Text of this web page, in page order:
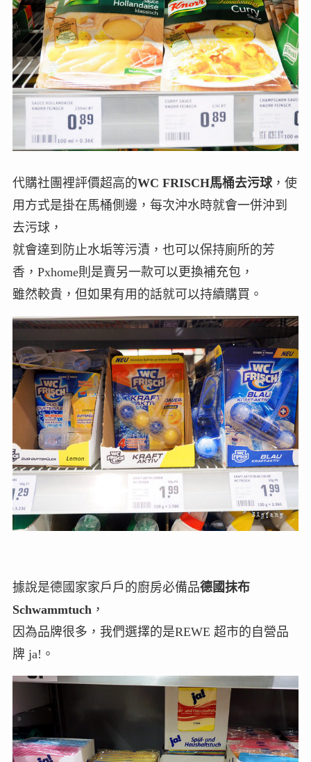
代購社團裡評價超高的WC FRISCH馬桶去污球，使
用方式是掛在馬桶側邊，每次沖水時就會一併沖到
去污球，
就會達到防止水垢等污漬，也可以保持廁所的芳
香，Pxhome則是賣另一款可以更換補充包，
雖然較貴，但如果有用的話就可以持續購買。
據說是德國家家戶戶的廚房必備品德國抹布
Schwammtuch ，
因為品牌很多，我們選擇的是REWE 超市的自營品
牌 ja!。